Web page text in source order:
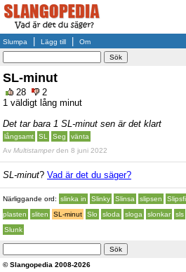
Slumpa Lägg till Om
SL-minut
28
2
1 väldigt lång minut
Det tar bara 1 SL-minut sen är det klart
långsamt SL Seg
vänta
Av Multistamper den 8 juni 2022
SL-minut? Vad är det du säger?
Närliggande ord: slinka in Slinky Slinsa slipsen
plasten
sliten SL-minut Slo sloda sloga slonkar sls
Slunk
© Slangopedia 2008-2026